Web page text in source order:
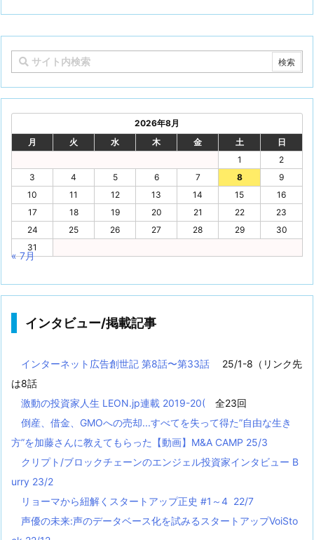
2026年8月
月
火 水 木 金 土
日
1
2
3
4 5 6 7 8
9
10
11 12 13 14 15
16
17
18 19 20 21 22
23
24
25 26 27 28 29
30
31
« 7月
インタビュー/掲載記事
インターネット広告創世記 第8話〜第33話
25/1-8（リンク先
は8話
激動の投資家人生 LEON.jp連載 2019-20(
全23回
倒産、借金、GMOへの売却...すべてを失って得た”自由な生き
方”を加藤さんに教えてもらった【動画】M&A CAMP 25/3
クリプト/ブロックチェーンのエンジェル投資家インタビュー B
urry 23/2
リョーマから紐解くスタートアップ正史 #1～4 22/7
声優の未来:声のデータベース化を試みるスタートアップVoiSto